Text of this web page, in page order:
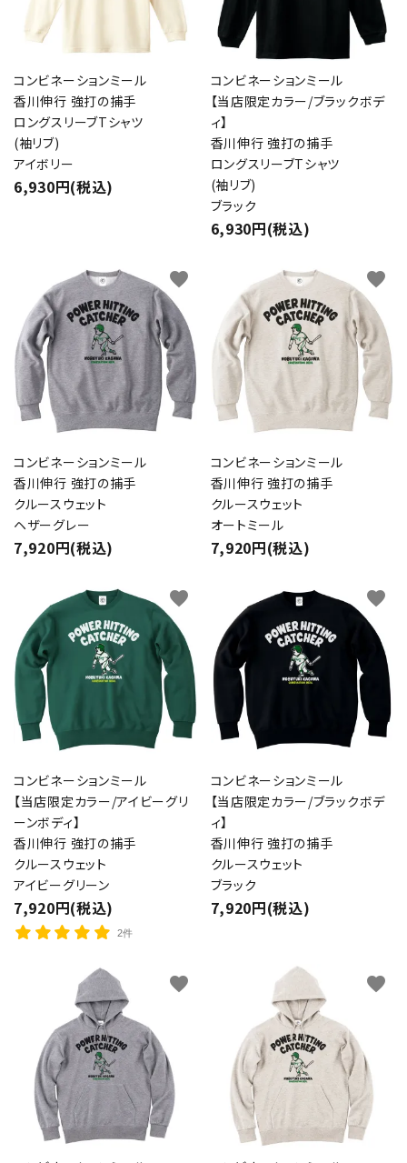
コンビネーションミール
香川伸行 強打の捕手
ロングスリーブTシャツ
(袖リブ)
アイボリー
6,930円(税込)
コンビネーションミール
【当店限定カラー/ブラックボデ
ィ】
香川伸行 強打の捕手
ロングスリーブTシャツ
(袖リブ)
ブラック
6,930円(税込)
コンビネーションミール
香川伸行 強打の捕手
クルースウェット
ヘザーグレー
7,920円(税込)
favorite
コンビネーションミール
香川伸行 強打の捕手
クルースウェット
オートミール
7,920円(税込)
favorite
コンビネーションミール
【当店限定カラー/アイビーグリ
ーンボディ】
香川伸行 強打の捕手
クルースウェット
アイビーグリーン
7,920円(税込)
2件
favorite
コンビネーションミール
【当店限定カラー/ブラックボデ
ィ】
香川伸行 強打の捕手
クルースウェット
ブラック
7,920円(税込)
favorite
favorite favorite